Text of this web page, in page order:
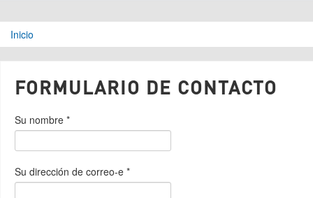
Se encuentra usted aquí
Inicio
FORMULARIO DE CONTACTO
Su nombre *
Su dirección de correo-e *